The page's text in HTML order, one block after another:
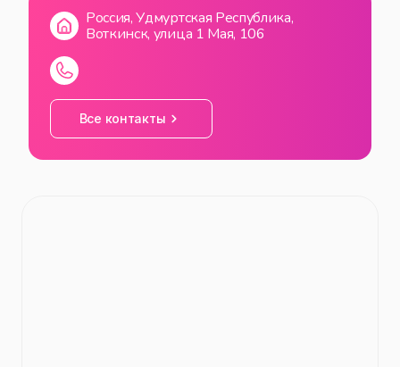
ПТ 08:00—
СБ
Россия, Удмуртская Республика,
Воткинск, улица 1 Мая, 106
Все контакты